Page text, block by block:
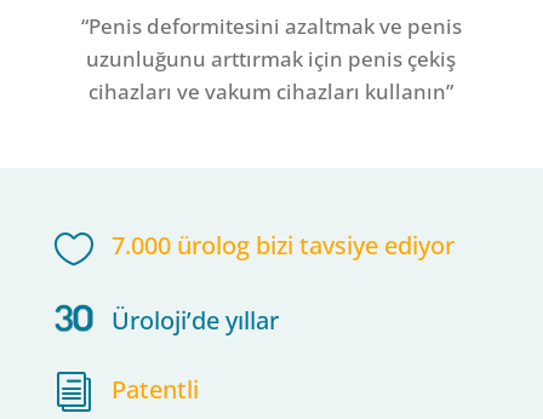
“Penis deformitesini azaltmak ve penis
uzunluğunu arttırmak için penis çekiş
cihazları ve vakum cihazları kullanın”
 7.000 ürolog bizi tavsiye ediyor
Üroloji’de yıllar
i Patentli